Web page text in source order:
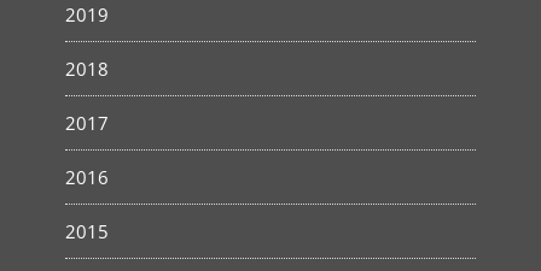
2019
2018
2017
2016
2015